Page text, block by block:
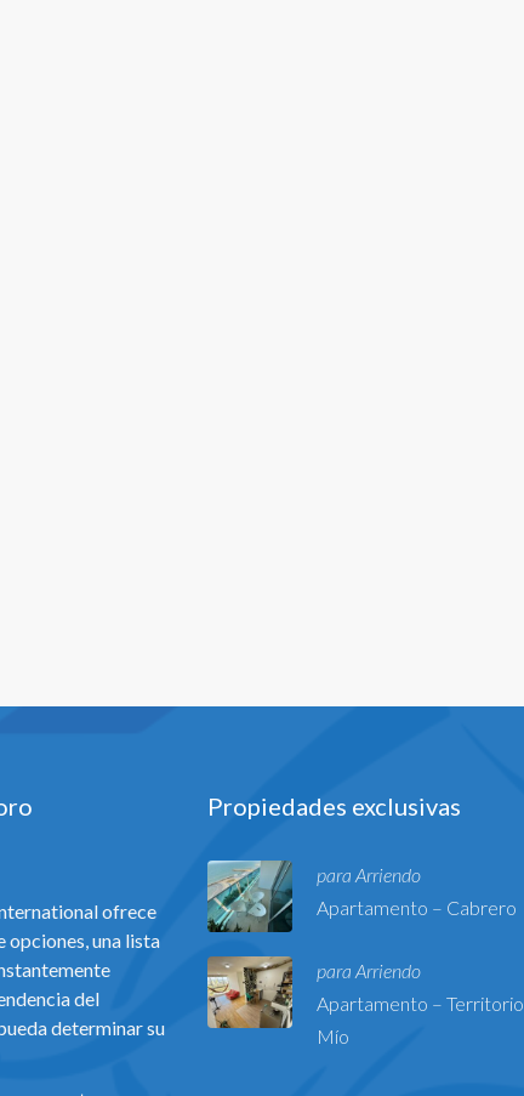
ofrece
opciones, una lista
del
determinar su
Propiedades exclusivas
para Arriendo
Apartamento – Cabrero
para Arriendo
Apartamento – Territorio
Mío